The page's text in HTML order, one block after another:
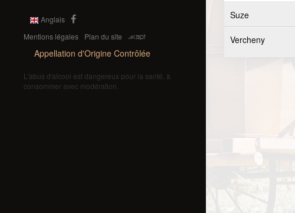
Anglais
Mentions légales
Plan du site
Appellation d'Origine Contrôlée
L'abus d'alcool est dangereux pour la santé, à
consommer avec modération.
Suze
Vercheny